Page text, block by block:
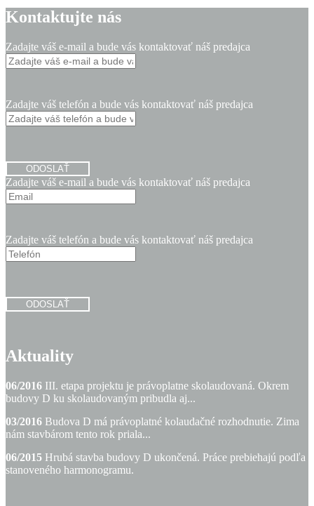
Kontaktujte nás
Zadajte váš e-mail a bude vás kontaktovať náš predajca
Zadajte váš telefón a bude vás kontaktovať náš predajca
ODOSLAŤ
Zadajte váš e-mail a bude vás kontaktovať náš predajca
Zadajte váš telefón a bude vás kontaktovať náš predajca
ODOSLAŤ
Aktuality
06/2016 III. etapa projektu je právoplatne skolaudovaná. Okrem
budovy D ku skolaudovaným pribudla aj...
03/2016 Budova D má právoplatné kolaudačné rozhodnutie. Zima
nám stavbárom tento rok priala...
06/2015 Hrubá stavba budovy D ukončená. Práce prebiehajú podľa
stanoveného harmonogramu.